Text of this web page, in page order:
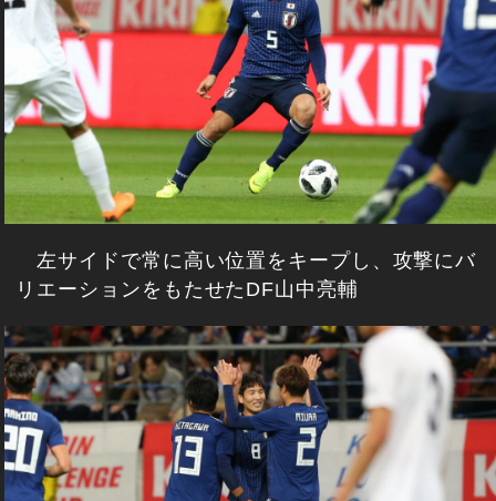
左サイドで常に高い位置をキープし、攻撃にバ
リエーションをもたせたDF山中亮輔